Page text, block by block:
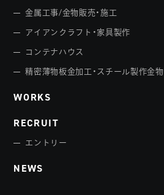
金属工事/金物販売・施工
アイアンクラフト・家具製作
コンテナハウス
精密薄物板金加工・スチール製作金物
WORKS
RECRUIT
エントリー
NEWS